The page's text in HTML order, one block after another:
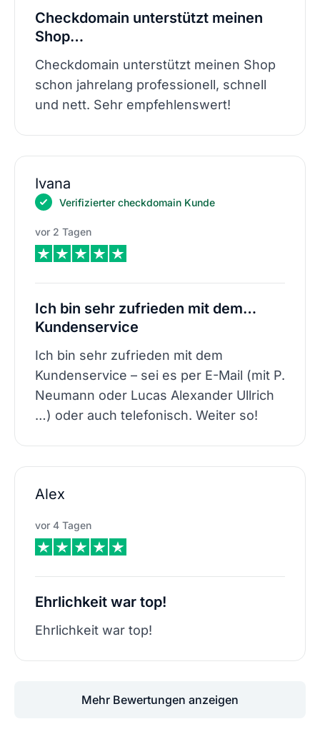
Checkdomain unterstützt meinen
Shop…
Checkdomain unterstützt meinen Shop
schon jahrelang professionell, schnell
und nett. Sehr empfehlenswert!
Ivana
Verifizierter checkdomain Kunde
vor 2 Tagen
Ich bin sehr zufrieden mit dem…
Kundenservice
Ich bin sehr zufrieden mit dem
Kundenservice – sei es per E-Mail (mit P.
Neumann oder Lucas Alexander Ullrich
…) oder auch telefonisch. Weiter so!
Alex
vor 4 Tagen
Ehrlichkeit war top!
Ehrlichkeit war top!
Mehr Bewertungen anzeigen